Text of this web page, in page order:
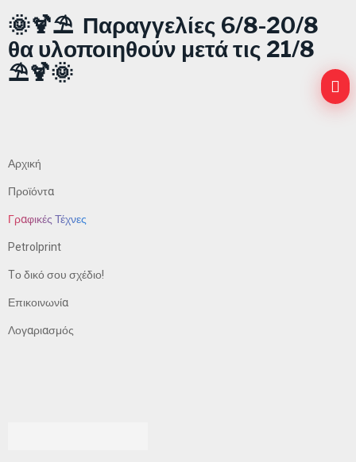
🌞🍹⛱️ Παραγγελίες 6/8-20/8
θα υλοποιηθούν μετά τις 21/8
⛱️🍹🌞
Αρχική
Προϊόντα
Γραφικές Τέχνες
Petrolprint
Tο δικό σου σχέδιο!
Επικοινωνία
Λογαριασμός